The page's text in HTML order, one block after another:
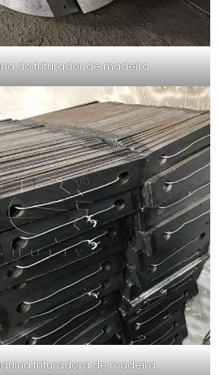
do triturador de madeira
trituradora de madeira